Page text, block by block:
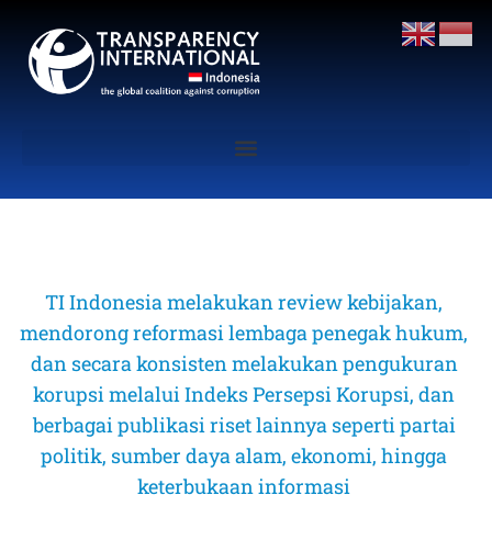
TI Indonesia melakukan review kebijakan,
mendorong reformasi lembaga penegak hukum,
dan secara konsisten melakukan pengukuran
korupsi melalui Indeks Persepsi Korupsi, dan
berbagai publikasi riset lainnya seperti partai
politik, sumber daya alam, ekonomi, hingga
keterbukaan informasi